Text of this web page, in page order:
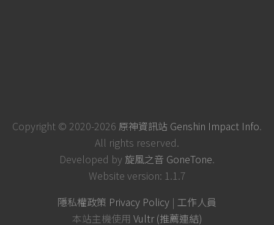
Copyright © 2020-2026 原神資訊站 Genshin Impact Info.
All rights reserved.
Developed by 旋風之音 GoneTone.
Website version: 1.1.7
隱私權政策 Privacy Policy | 工作人員
本站主機使用 Vultr (推薦連結)